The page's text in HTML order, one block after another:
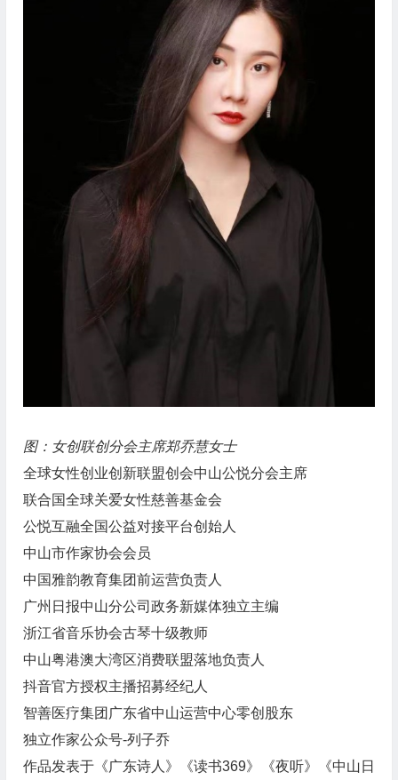
图：女创联创分会主席郑乔慧女士
全球女性创业创新联盟创会中山公悦分会主席
联合国全球关爱女性慈善基金会
公悦互融全国公益对接平台创始人
中山市作家协会会员
中国雅韵教育集团前运营负责人
广州日报中山分公司政务新媒体独立主编
浙江省音乐协会古琴十级教师
中山粤港澳大湾区消费联盟落地负责人
抖音官方授权主播招募经纪人
智善医疗集团广东省中山运营中心零创股东
独立作家公众号-列子乔
作品发表于《广东诗人》《读书369》《夜听》《中山日